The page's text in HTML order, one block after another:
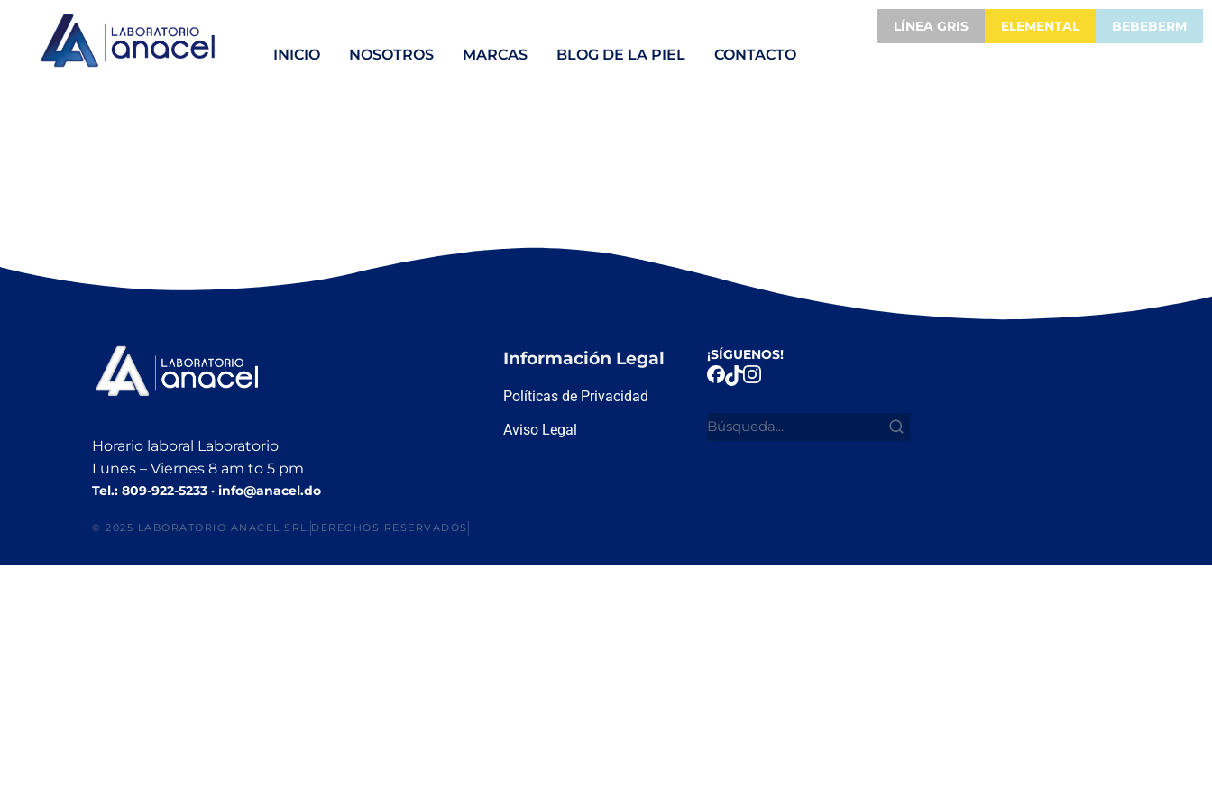
INICIO NOSOTROS MARCAS BLOG DE LA PIEL CONTACTO
LÍNEA GRIS ELEMENTAL BEBEBERM
Horario laboral Laboratorio
Lunes – Viernes 8 am to 5 pm
Tel.: 809-922-5233 · info@anacel.do
Información Legal
Políticas de Privacidad
Aviso Legal
¡SÍGUENOS!
© 2025 LABORATORIO ANACEL SRL. DERECHOS RESERVADOS